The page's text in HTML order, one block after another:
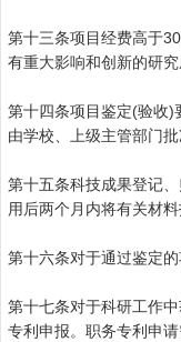
第十三条项目经费高于30
有重大影响和创新的研
第十四条项目鉴定(验收)
由学校、上级主管部门
第十五条科技成果登记
用后两个月内将有关材料
第十六条对于通过鉴定
第十七条对于科研工作
专利申报。职务专利申